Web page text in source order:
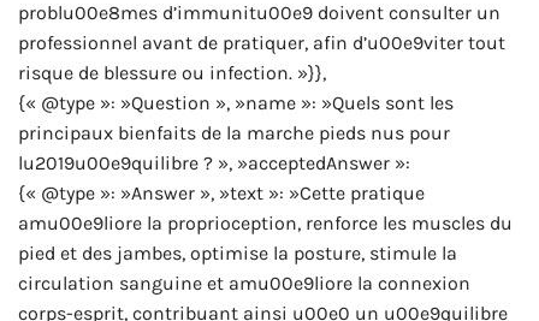
problu00e8mes d’immunitu00e9 doivent consulter un
professionnel avant de pratiquer, afin d’u00e9viter tout
risque de blessure ou infection. »}},
{« @type »: »Question », »name »: »Quels sont les
principaux bienfaits de la marche pieds nus pour
lu2019u00e9quilibre ? », »acceptedAnswer »:
{« @type »: »Answer », »text »: »Cette pratique
amu00e9liore la proprioception, renforce les muscles du
pied et des jambes, optimise la posture, stimule la
circulation sanguine et amu00e9liore la connexion
corps-esprit, contribuant ainsi u00e0 un u00e9quilibre